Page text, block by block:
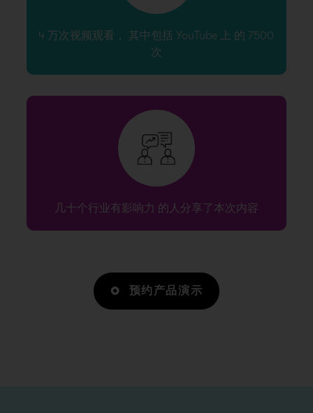
4 万次视频观看， 其中包括 YouTube 上 的 7500
次
几十个行业有影响力 的人分享了本次内容
预约产品演示